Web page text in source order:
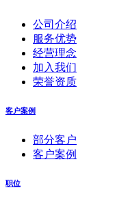
公司介绍
服务优势
经营理念
加入我们
荣誉资质
客户案例
部分客户
客户案例
职位